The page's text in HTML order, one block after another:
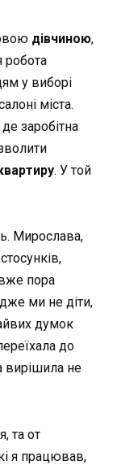
дівчиною,
робота
у виборі
міста.
заробітна
. У той
Мирослава,
пора
ми не діти,
думок
до
вирішила не
та от
я працював,